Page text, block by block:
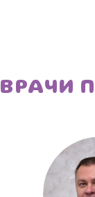
ВРАЧИ